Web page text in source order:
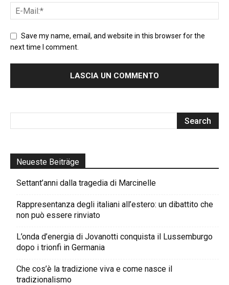
Save my name, email, and website in this browser for the
next time I comment.
Neueste Beiträge
Settant’anni dalla tragedia di Marcinelle
Rappresentanza degli italiani all’estero: un dibattito che
non può essere rinviato
L’onda d’energia di Jovanotti conquista il Lussemburgo
dopo i trionfi in Germania
Che cos’è la tradizione viva e come nasce il
tradizionalismo